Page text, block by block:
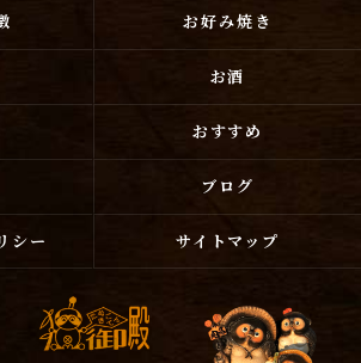
お好み焼き
お酒
おすすめ
ブログ
シー サイトマップ